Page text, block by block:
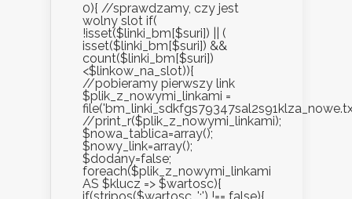
0){ //sprawdzamy, czy jest
wolny slot if(
!isset($linki_bm[$suri]) || (
isset($linki_bm[$suri]) &&
count($linki_bm[$suri])
<$linkow_na_slot)){
//pobieramy pierwszy link
$plik_z_nowymi_linkami =
//print_r($plik_z_nowymi_linkami);
$nowa_tablica=array();
$nowy_link=array();
$dodany=false;
foreach($plik_z_nowymi_linkami
AS $klucz => $wartosc){